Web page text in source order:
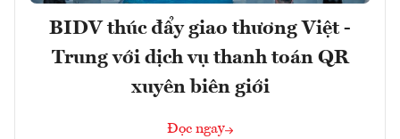
BIDV thúc đẩy giao thương Việt -
Trung với dịch vụ thanh toán QR
xuyên biên giới
Đọc ngay